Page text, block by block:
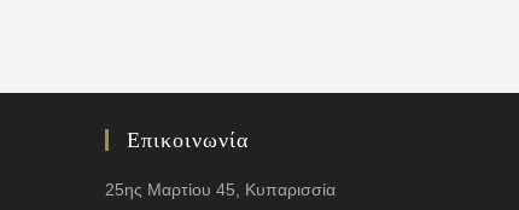
Επικοινωνία
25ης Μαρτίου 45, Κυπαρισσία